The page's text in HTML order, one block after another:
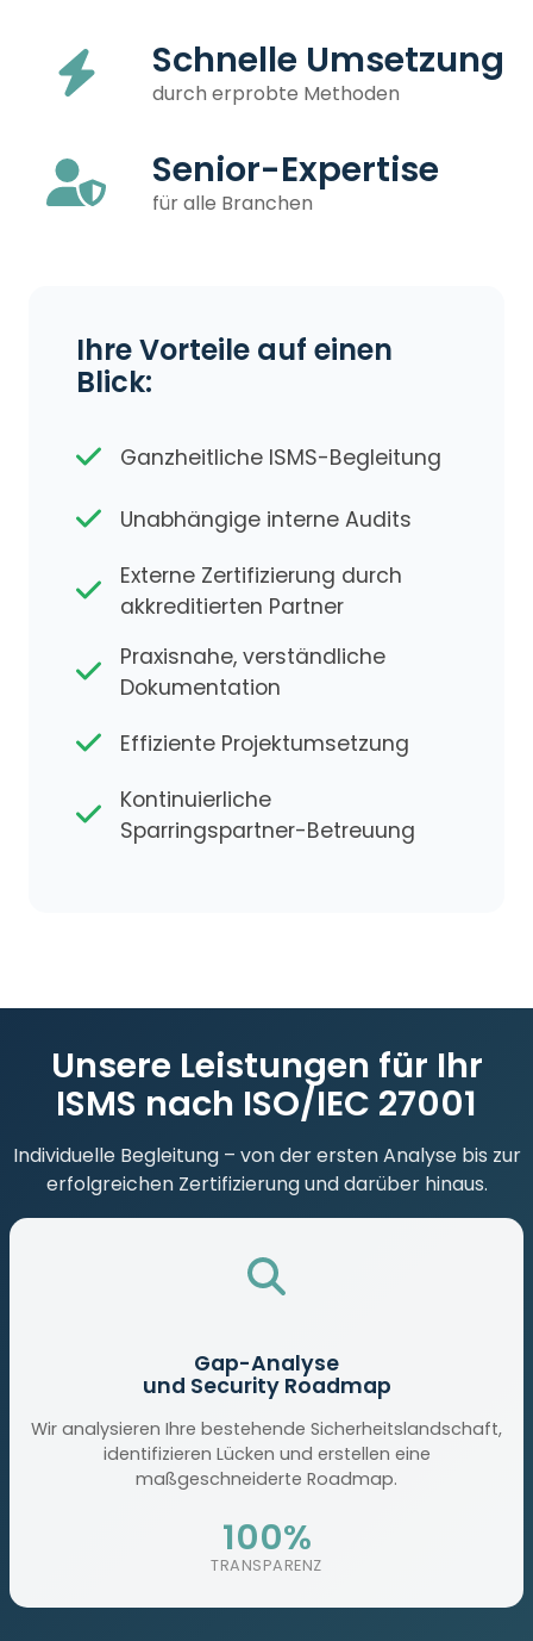
Schnelle Umsetzung
durch erprobte Methoden
Senior-Expertise
für alle Branchen
Ihre Vorteile auf einen
Blick:
Ganzheitliche ISMS-Begleitung
Unabhängige interne Audits
Externe Zertifizierung durch
akkreditierten Partner
Praxisnahe, verständliche
Dokumentation
Effiziente Projektumsetzung
Kontinuierliche
Sparringspartner-Betreuung
Unsere Leistungen für Ihr
ISMS nach ISO/IEC 27001
Individuelle Begleitung – von der ersten Analyse bis zur
erfolgreichen Zertifizierung und darüber hinaus.
Gap-Analyse
und Security Roadmap
Wir analysieren Ihre bestehende Sicherheitslandschaft,
identifizieren Lücken und erstellen eine
maßgeschneiderte Roadmap.
100%
TRANSPARENZ